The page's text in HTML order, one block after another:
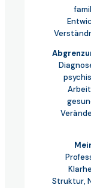
Struktur,